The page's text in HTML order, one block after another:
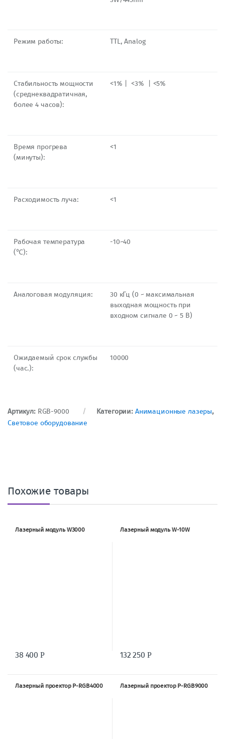
Режим работы: TTL, Analog
Стабильность мощности
(среднеквадратичная,
более 4 часов):
<1%丨 <3% 丨<5%
Время прогрева
(минуты):
<1
Расходимость луча: <1
Рабочая температура
(℃):
-10~40
Аналоговая модуляция:
30 кГц (0 ~ максимальная
выходная мощность при
входном сигнале 0 ~ 5 В)
Ожидаемый срок службы
(час.):
10000
Артикул: RGB-9000 Категории: Анимационные лазеры,
Световое оборудование
Похожие товары
Лазерный модуль W3000
38 400Р
Лазерный модуль W-10W
132 250 Р
Лазерный проектор P-RGB4000 Лазерный проектор P-RGB9000